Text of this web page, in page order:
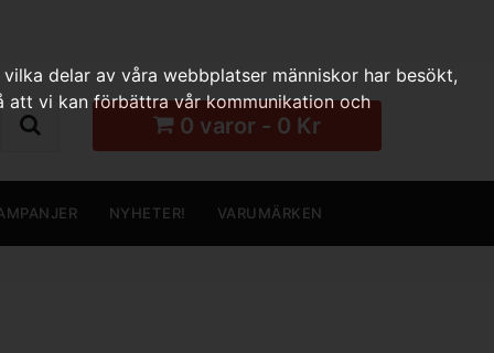
0 varor - 0 Kr
NYHETER! VARUMÄRKEN
delar av våra webbplatser människor har besökt,
att vi kan förbättra vår kommunikation och